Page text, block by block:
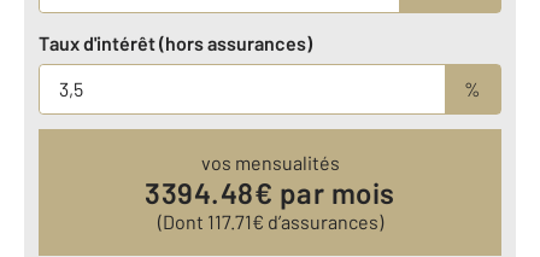
Taux d'intérêt (hors assurances)
%
vos mensualités
3394.48€ par mois
(Dont 117.71€ d’assurances)